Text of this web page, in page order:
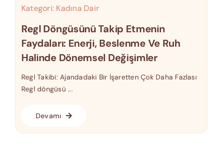
Kategori: Kadına Dair
Regl Döngüsünü Takip Etmenin
Faydaları: Enerji, Beslenme Ve Ruh
Halinde Dönemsel Değişimler
Regl Takibi: Ajandadaki Bir İşaretten Çok Daha Fazlası
Regl döngüsü ...
Devamı